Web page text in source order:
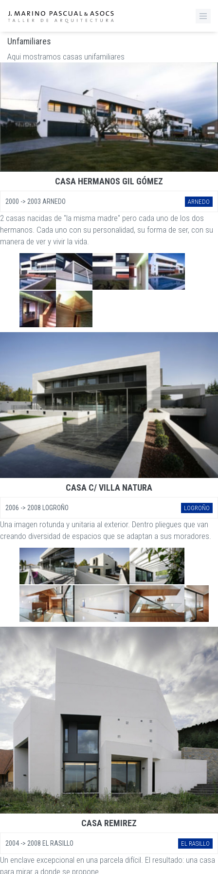
Unfamiliares
Aqui mostramos casas unifamiliares
CASA HERMANOS GIL GÓMEZ
2000 -> 2003 ARNEDO ARNEDO
2 casas nacidas de "la misma madre" pero cada uno de los dos
hermanos. Cada uno con su personalidad, su forma de ser, con su
manera de ver y vivir la vida.
CASA C/ VILLA NATURA
2006 -> 2008 LOGROÑO LOGROÑO
Una imagen rotunda y unitaria al exterior. Dentro pliegues que van
creando diversidad de espacios que se adaptan a sus moradores.
CASA REMIREZ
2004 -> 2008 EL RASILLO EL RASILLO
Un enclave excepcional en una parcela difícil. El resultado: una casa
para mirar a donde se propone.